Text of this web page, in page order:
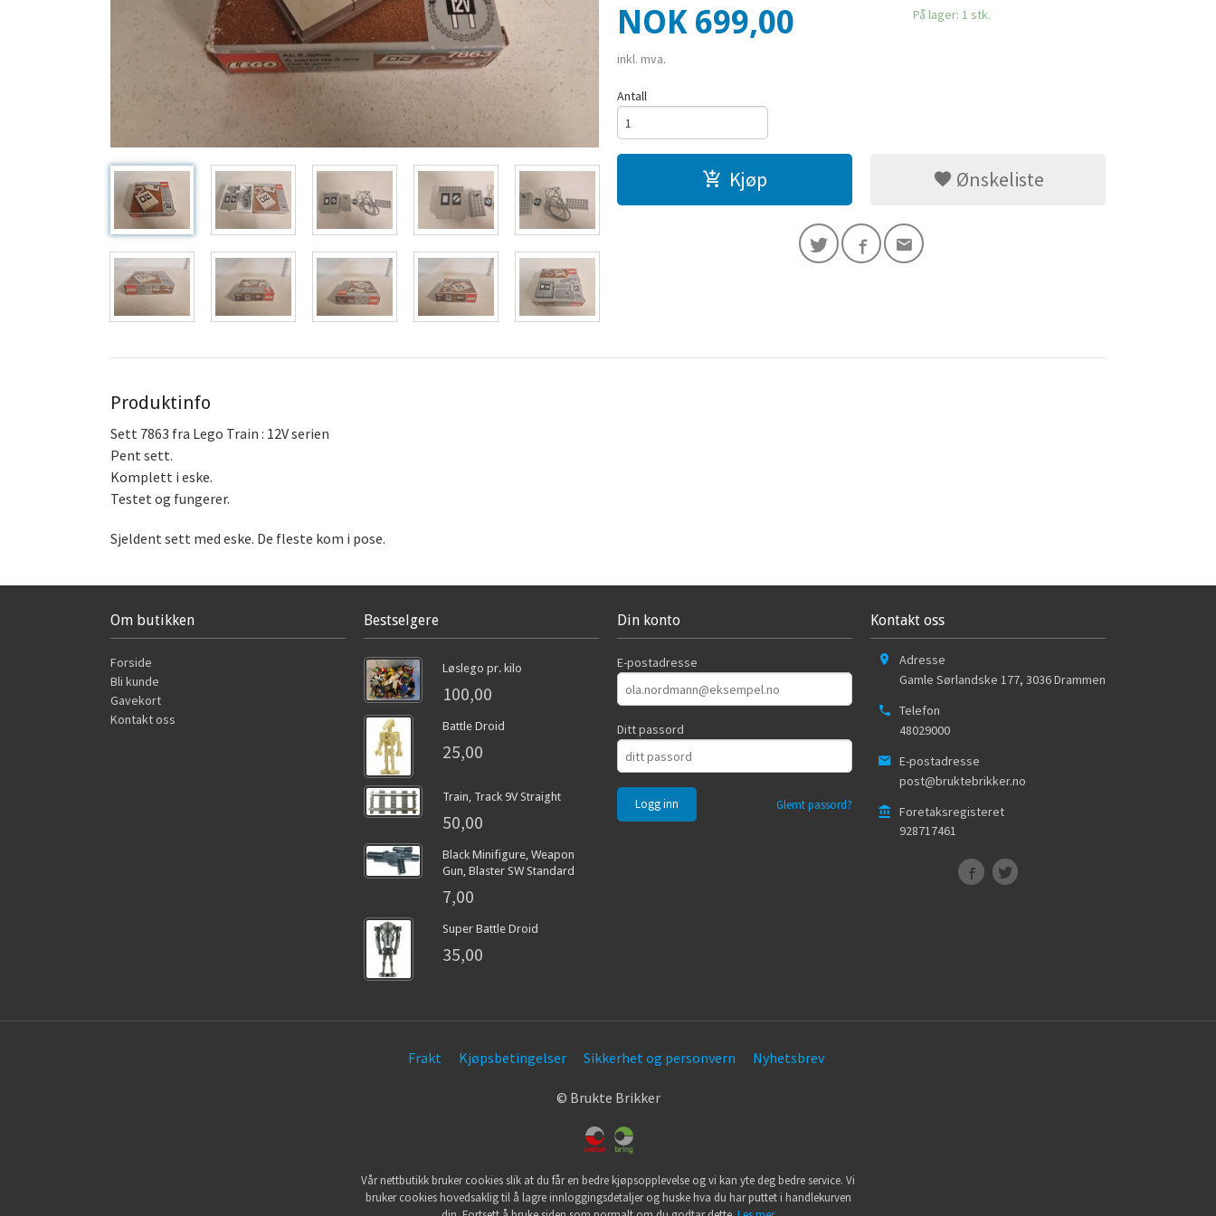
Pris
NOK 699,00
inkl. mva.
På lager: 1 stk.
Antall
Kjøp Ønskeliste
Produktinfo
Sett 7863 fra Lego Train : 12V serien
Pent sett.
Komplett i eske.
Testet og fungerer.
Sjeldent sett med eske. De fleste kom i pose.
Om butikken
Forside
Bli kunde
Gavekort
Kontakt oss
Bestselgere
Løslego pr. kilo
100,00
Battle Droid
25,00
Train, Track 9V Straight
50,00
Black Minifigure, Weapon
Gun, Blaster SW Standard
7,00
Super Battle Droid
35,00
Din konto
E-postadresse
Ditt passord
Glemt passord?
Kontakt oss
Adresse
Gamle Sørlandske 177, 3036Drammen
Telefon
48029000
E-postadresse
post@bruktebrikker.no
Foretaksregisteret
928717461
Frakt Kjøpsbetingelser Sikkerhet og personvern Nyhetsbrev
© Brukte Brikker
Vår nettbutikk bruker cookies slik at du får en bedre kjøpsopplevelse og vi kan yte deg bedre service. Vi
bruker cookies hovedsaklig til å lagre innloggingsdetaljer og huske hva du har puttet i handlekurven